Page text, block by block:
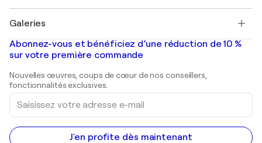
Banksy
Mr. Brainwash
Shepard Fairey
Tableaux abstraits à vendre
Peintures de paysage
Estampes
Peintures acryliques
Galeries
Galeries d'art en France
Galeries d'art en Belgique
Abonnez-vous et bénéficiez d’une réduction de 10 %
sur votre première commande
Nouvelles œuvres, coups de cœur de nos conseillers,
fonctionnalités exclusives.
Saisissez
votre
adresse
e-
mail
J'en profite dès maintenant